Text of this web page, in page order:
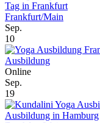
Tag in Frankfurt
Frankfurt/Main
Sep.
10
Ausbildung
Online
Sep.
19
Ausbildung in Hamburg